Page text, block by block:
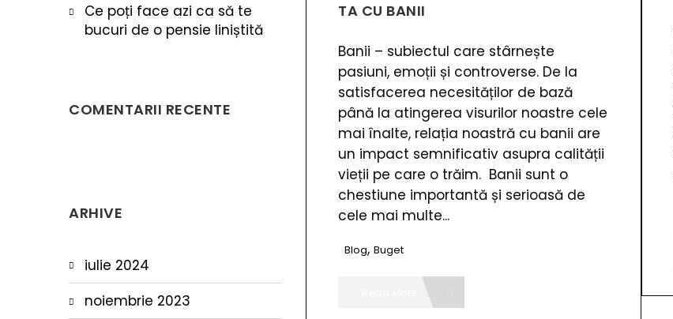
TA CU BANII
Banii – subiectul care stârnește
pasiuni, emoții și controverse. De la
satisfacerea necesităților de bază
până la atingerea visurilor noastre cele
mai înalte, relația noastră cu banii are
un impact semnificativ asupra calității
vieții pe care o trăim. Banii sunt o
chestiune importantă și serioasă de
cele mai multe...
Blog, Buget
Ce poți face azi ca să te
bucuri de o pensie liniștită
COMENTARII RECENTE
ARHIVE
iulie 2024
noiembrie 2023